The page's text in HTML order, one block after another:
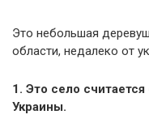
Это небольшая
области, недалеко от
1. Это село
Украины.